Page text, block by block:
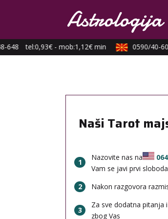
648 tel:0,93€ - mob:1,12€ min 0590/40-
Naši Tarot
1
Nazovite nas na
Vam se javi prvi
2
Nakon razgovora
3
Za sve dodatna
zbog Vas